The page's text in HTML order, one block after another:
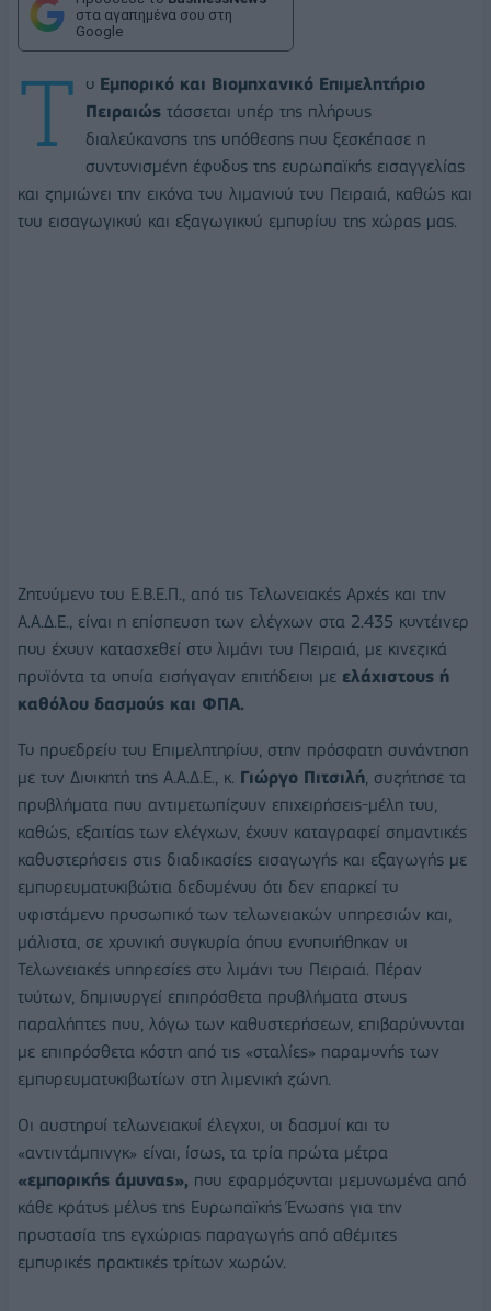
στα αγαπημένα σου στη
Google
Τ ο Εμπορικό και Βιομηχανικό Επιμελητήριο
Πειραιώς τάσσεται υπέρ της πλήρους
διαλεύκανσης της υπόθεσης που ξεσκέπασε η
συντονισμένη έφοδος της ευρωπαϊκής εισαγγελίας
και ζημιώνει την εικόνα του λιμανιού του Πειραιά, καθώς και
του εισαγωγικού και εξαγωγικού εμπορίου της χώρας μας.
Ζητούμενο του Ε.Β.Ε.Π., από τις Τελωνειακές Αρχές και την
Α.Α.Δ.Ε., είναι η επίσπευση των ελέγχων στα 2.435 κοντέινερ
που έχουν κατασχεθεί στο λιμάνι του Πειραιά, με κινεζικά
προϊόντα τα οποία εισήγαγαν επιτήδειοι με ελάχιστους ή
καθόλου δασμούς και ΦΠΑ.
Το προεδρείο του Επιμελητηρίου, στην πρόσφατη συνάντηση
με τον Διοικητή της Α.Α.Δ.Ε., κ. Γιώργο Πιτσιλή, συζήτησε τα
προβλήματα που αντιμετωπίζουν επιχειρήσεις-μέλη του,
καθώς, εξαιτίας των ελέγχων, έχουν καταγραφεί σημαντικές
καθυστερήσεις στις διαδικασίες εισαγωγής και εξαγωγής με
εμπορευματοκιβώτια δεδομένου ότι δεν επαρκεί το
υφιστάμενο προσωπικό των τελωνειακών υπηρεσιών και,
μάλιστα, σε χρονική συγκυρία όπου ενοποιήθηκαν οι
Τελωνειακές υπηρεσίες στο λιμάνι του Πειραιά. Πέραν
τούτων, δημιουργεί επιπρόσθετα προβλήματα στους
παραλήπτες που, λόγω των καθυστερήσεων, επιβαρύνονται
με επιπρόσθετα κόστη από τις «σταλίες» παραμονής των
εμπορευματοκιβωτίων στη λιμενική ζώνη.
Oι αυστηροί τελωνειακοί έλεγχοι, οι δασμοί και το
«αντιντάμπινγκ» είναι, ίσως, τα τρία πρώτα μέτρα
«εμπορικής άμυνας», που εφαρμόζονται μεμονωμένα από
κάθε κράτος μέλος της Ευρωπαϊκής Ένωσης για την
προστασία της εγχώριας παραγωγής από αθέμιτες
εμπορικές πρακτικές τρίτων χωρών.